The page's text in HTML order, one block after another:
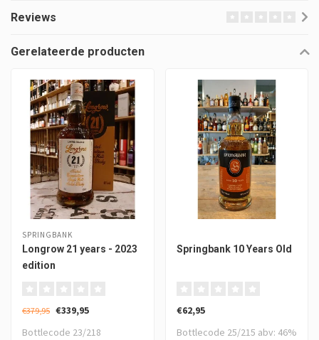
Reviews
Gerelateerde producten
SPRINGBANK
Longrow 21 years - 2023
edition
€379,95 €339,95
Bottlecode 23/218
Springbank 10 Years Old
€62,95
Bottlecode 25/215 abv: 46%